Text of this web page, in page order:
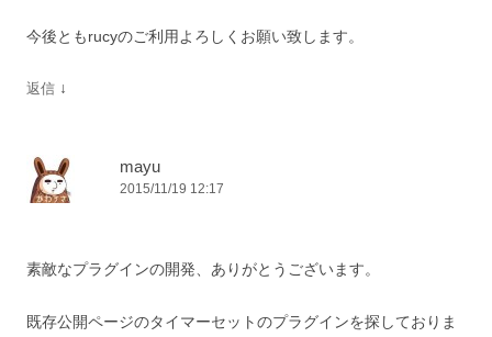
今後ともrucyのご利用よろしくお願い致します。
返信 ↓
mayu
2015/11/19 12:17
素敵なプラグインの開発、ありがとうございます。
既存公開ページのタイマーセットのプラグインを探しておりま